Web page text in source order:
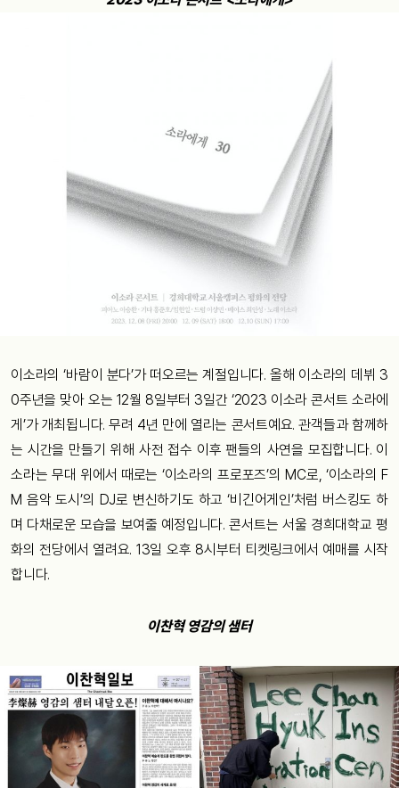
이소라의 ‘바람이 분다’가 떠오르는 계절입니다. 올해 이소라의 데뷔 3
0주년을 맞아 오는 12월 8일부터 3일간 ‘2023 이소라 콘서트 소라에
게’가 개최됩니다. 무려 4년 만에 열리는 콘서트예요. 관객들과 함께하
는 시간을 만들기 위해 사전 접수 이후 팬들의 사연을 모집합니다. 이
소라는 무대 위에서 때로는 ‘이소라의 프로포즈’의 MC로, ‘이소라의 F
M 음악 도시’의 DJ로 변신하기도 하고 ‘비긴어게인’처럼 버스킹도 하
며 다채로운 모습을 보여줄 예정입니다. 콘서트는 서울 경희대학교 평
화의 전당에서 열려요. 13일 오후 8시부터 티켓링크에서 예매를 시작
합니다.
이찬혁 영감의 샘터